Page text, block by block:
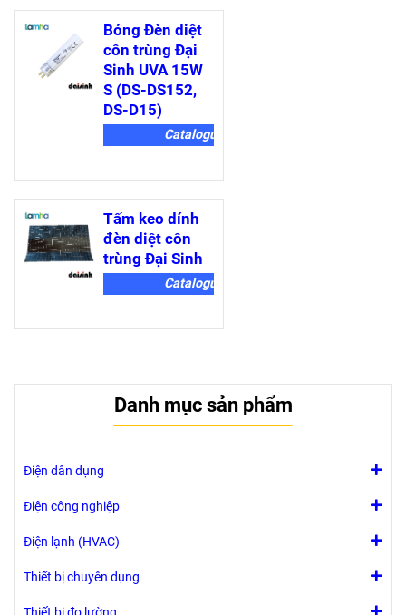
Bóng Đèn diệt
côn trùng Đại
Sinh UVA 15W
S (DS-DS152,
DS-D15)
Catalogue
Tấm keo dính
đèn diệt côn
trùng Đại Sinh
Catalogue
Danh mục sản phẩm
Điện dân dụng
Điện công nghiệp
Điện lạnh (HVAC)
Thiết bị chuyên dụng